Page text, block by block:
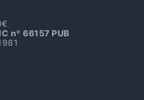
nº 66157 PUB